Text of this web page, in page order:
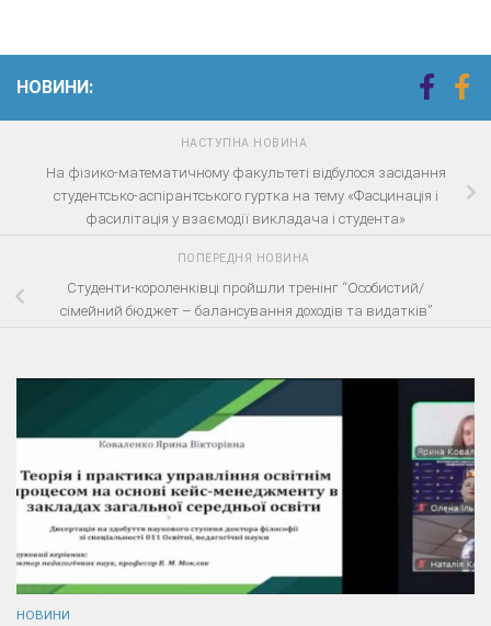
НОВИНИ:
НАСТУПНА НОВИНА
На фізико-математичному факультеті відбулося засідання
студентсько-аспірантського гуртка на тему «Фасцинація і
фасилітація у взаємодії викладача і студента»
ПОПЕРЕДНЯ НОВИНА
Студенти-короленківці пройшли тренінг “Особистий/
сімейний бюджет – балансування доходів та видатків”
НОВИНИ